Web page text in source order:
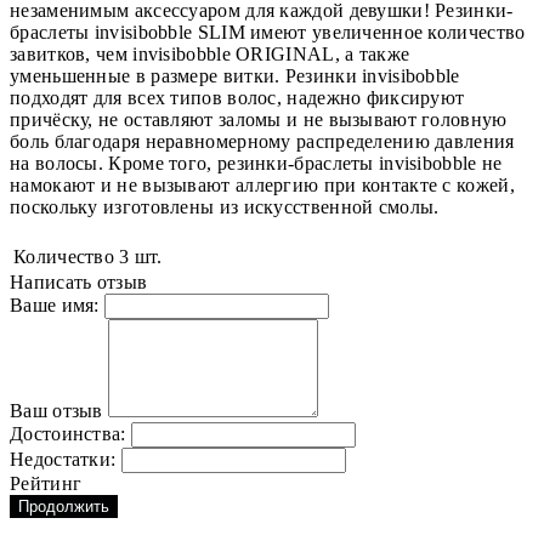
незаменимым аксессуаром для каждой девушки! Резинки-
браслеты invisibobble SLIM имеют увеличенное количество
завитков, чем invisibobble ORIGINAL, а также
уменьшенные в размере витки. Резинки invisibobble
подходят для всех типов волос, надежно фиксируют
причёску, не оставляют заломы и не вызывают головную
боль благодаря неравномерному распределению давления
на волосы. Кроме того, резинки-браслеты invisibobble не
намокают и не вызывают аллергию при контакте с кожей,
поскольку изготовлены из искусственной смолы.
Количество 3 шт.
Написать отзыв
Ваше имя:
Ваш отзыв
Достоинства:
Недостатки:
Рейтинг
Продолжить